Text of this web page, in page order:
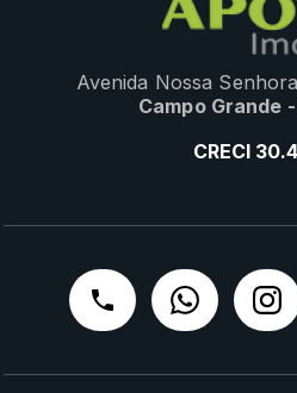
Avenida Nossa
Campo Grande
CRECI